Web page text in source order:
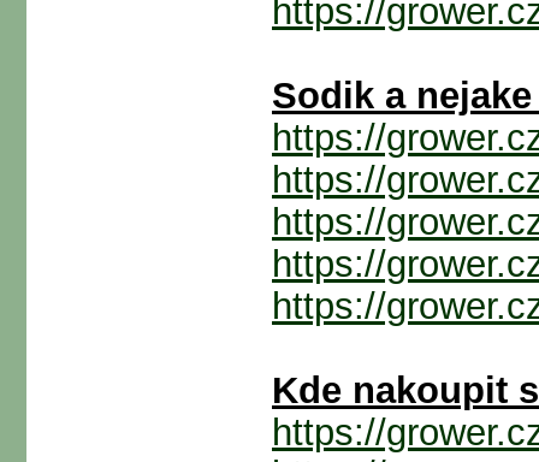
https://
Sodik a
https://
https://
https://
https://
https://
Kde nakoupit
https://